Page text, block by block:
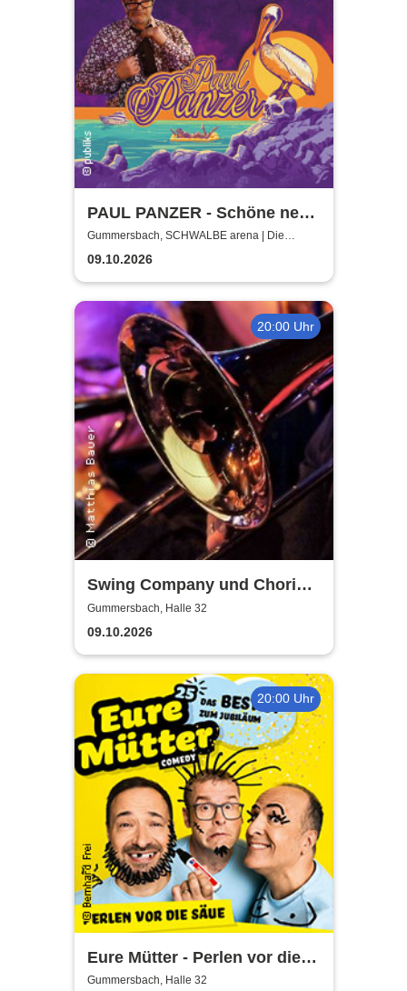
PAUL PANZER - Schöne neue
Welt - welcome to hell
Gummersbach, SCHWALBE arena | Die
Schwalbe Arena Gummersbach
09.10.2026
20:00 Uhr
Swing Company und Chorios
Olpe
Gummersbach, Halle 32
09.10.2026
20:00 Uhr
Eure Mütter - Perlen vor die
Säue - Das Best Of zum
Gummersbach, Halle 32